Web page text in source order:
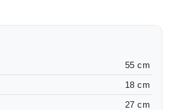
55 cm
18 cm
27 cm